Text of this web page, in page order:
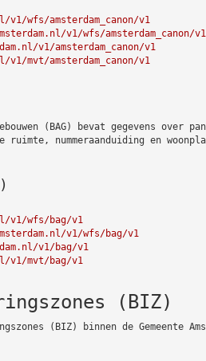
wfs/amsterdam_canon/v1
v1/wfs/amsterdam_canon/v1
v1/amsterdam_canon/v1
mvt/amsterdam_canon/v1
(BAG) bevat gegevens
ruimte, nummeraanduiding en
v1/wfs/bag/v1
v1/wfs/bag/v1
v1/bag/v1
v1/mvt/bag/v1
(BIZ)
(BIZ) binnen de Gemeente